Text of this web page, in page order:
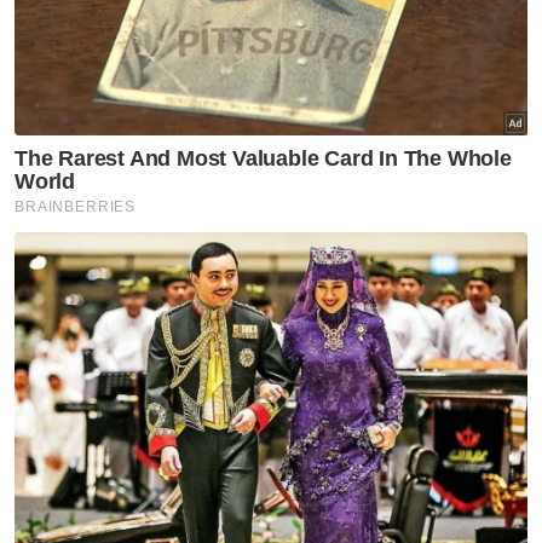
Mahkamah
Amang Seksual Kanak Kanak
Liwat
Artikel Disyorkan
Semasa
37 pekerja restoran warga
asing ditahan gagal miliki
dokumen kerja sah
Semasa